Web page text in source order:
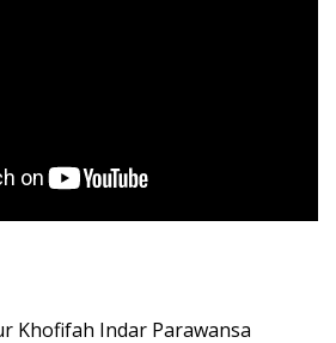
Khofifah Indar Parawansa